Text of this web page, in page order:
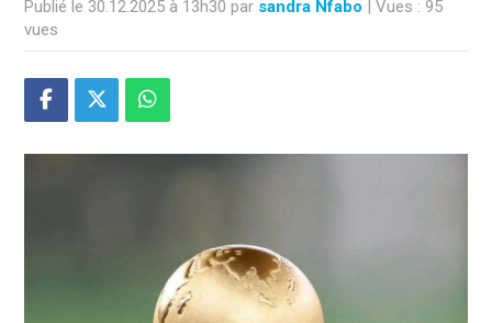
Publié le 30.12.2025 à 13h30 par sandra Nfabo | Vues : 95
vues